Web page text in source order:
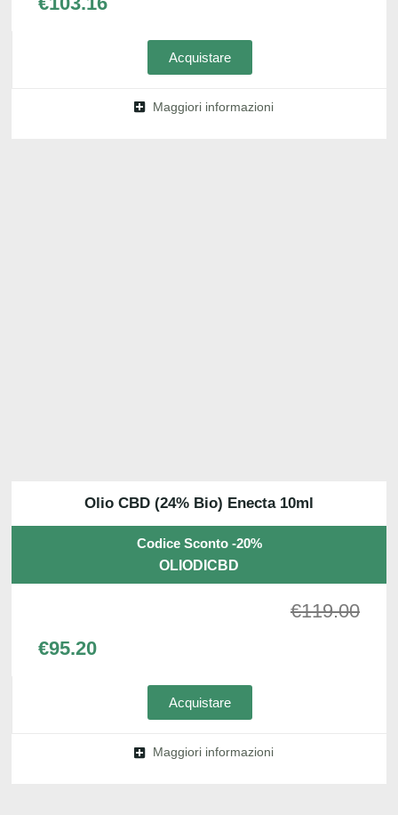
Acquistare
Maggiori informazioni
Olio CBD (24% Bio) Enecta 10ml
Codice Sconto -20%
OLIODICBD
€119.00
€95.20
Acquistare
Maggiori informazioni